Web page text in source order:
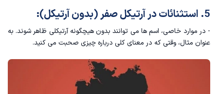
5. استثنائات در آرتیکل صفر (بدون آرتیکل):
- در موارد خاصی، اسم ها می توانند بدون هیچگونه آرتیکلی ظاهر شوند. به
عنوان مثال، وقتی که در معنای کلی درباره چیزی صحبت می کنید.